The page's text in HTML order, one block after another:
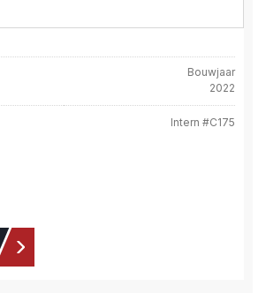
Bouwjaar
2022
Intern #C175